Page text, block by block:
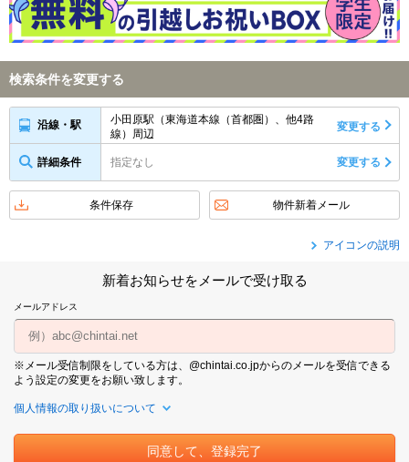
検索条件を変更する
沿線・駅
小田原駅（東海道本線（首都圏）、他4路
線）周辺
変更する
詳細条件 指定なし 変更する
条件保存 物件新着メール
アイコンの説明
新着お知らせをメールで受け取る
メールアドレス
※メール受信制限をしている方は、@chintai.co.jpからのメールを受信できる
よう設定の変更をお願い致します。
個人情報の取り扱いについて